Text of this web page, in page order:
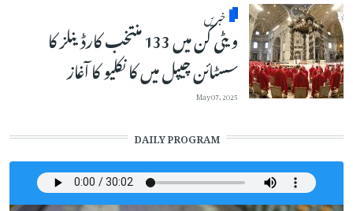
خبریں
ویٹی کن میں 133 منتخب کارڈینلز کا
سسٹائن چیپل میں کا نکلیو کا آغاز
May 07, 2025
DAILY PROGRAM